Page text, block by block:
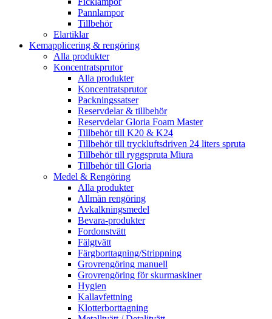
Pannlampor
Tillbehör
Elartiklar
Kemapplicering & rengöring
Alla produkter
Koncentratsprutor
Alla produkter
Koncentratsprutor
Packningssatser
Reservdelar & tillbehör
Reservdelar Gloria Foam Master
Tillbehör till K20 & K24
Tillbehör till tryckluftsdriven 24 liters spruta
Tillbehör till ryggspruta Miura
Tillbehör till Gloria
Medel & Rengöring
Alla produkter
Allmän rengöring
Avkalkningsmedel
Bevara-produkter
Fordonstvätt
Fälgtvätt
Färgborttagning/Strippning
Grovrengöring manuell
Grovrengöring för skurmaskiner
Hygien
Kallavfettning
Klotterborttagning